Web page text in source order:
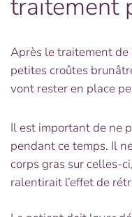
traitement
Après le traitement
petites croûtes
vont rester en place
Il est important de ne
pendant ce temps. Il
corps gras sur celles-
ralentirait l’effet de